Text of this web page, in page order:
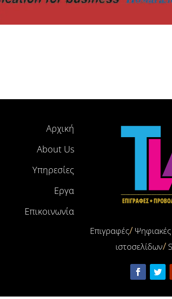
Αρχική
About Us
Υπηρεσίες
Εργα
Επικοινωνία
Επιγραφές
ιστοσελίδων